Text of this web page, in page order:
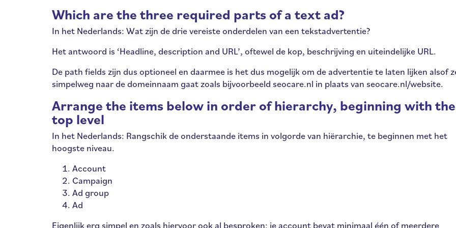
Which are the three required parts of a text ad?
In het Nederlands: Wat zijn de drie vereiste onderdelen van een tekstadvertentie?
Het antwoord is ‘Headline, description and URL’, oftewel de kop, beschrijving en uiteindelijke URL.
De path fields zijn dus optioneel en daarmee is het dus mogelijk om de advertentie te laten lijken alsof
simpelweg naar de domeinnaam gaat zoals bijvoorbeeld seocare.nl in plaats van seocare.nl/website.
Arrange the items below in order of hierarchy, beginning with the
top level
In het Nederlands: Rangschik de onderstaande items in volgorde van hiërarchie, te beginnen met het
hoogste niveau.
Account
Campaign
Ad group
Ad
Eigenlijk erg simpel en zoals hiervoor ook al besproken: je account bevat minimaal één of meerdere